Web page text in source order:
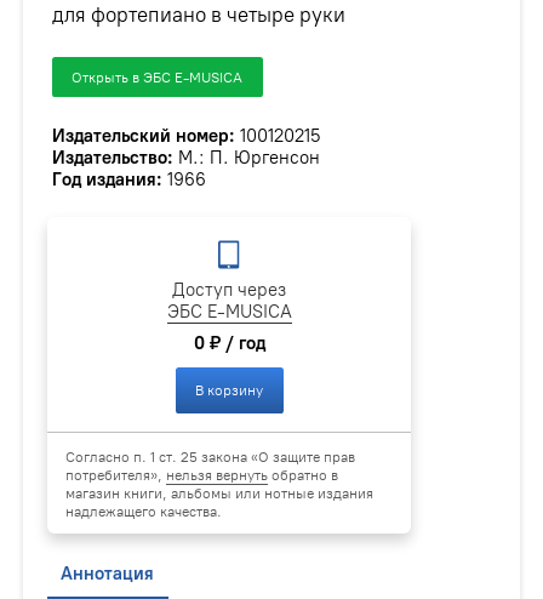
для фортепиано в четыре руки
Открыть в ЭБС E-MUSICA
Издательский номер: 100120215
Издательство: М.: П. Юргенсон
Год издания: 1966
Доступ через
ЭБС E-MUSICA
0 ₽ / год
В корзину
Согласно п. 1 ст. 25 закона «О защите прав
потребителя», нельзя вернуть обратно в
магазин книги, альбомы или нотные издания
надлежащего качества.
Аннотация